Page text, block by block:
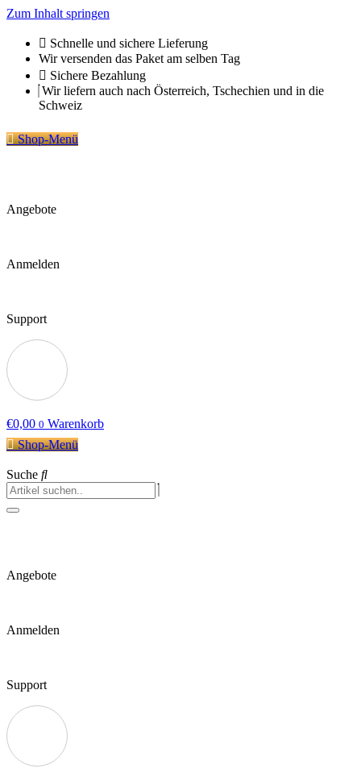
Zum Inhalt springen
Schnelle und sichere Lieferung
Wir versenden das Paket am selben Tag
Sichere Bezahlung
Wir liefern auch nach Österreich, Tschechien und in die
Schweiz
Shop-Menü
Angebote
Anmelden
Support
€0,00 0 Warenkorb
Shop-Menü
Suche
Angebote
Anmelden
Support